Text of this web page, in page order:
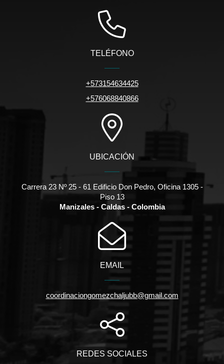
TELÉFONO
+573154634425
+576068840866
UBICACIÓN
Carrera 23 Nº 25 - 61 Edificio Don Pedro, Oficina 1305 -
Piso 13
Manizales - Caldas - Colombia
EMAIL
coordinaciongomezchaljubb@gmail.com
REDES SOCIALES